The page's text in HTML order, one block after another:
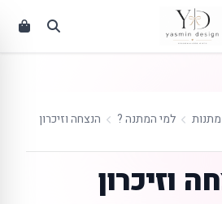
למי המתנה ? הנצחה וזיכרון
וזיכרון